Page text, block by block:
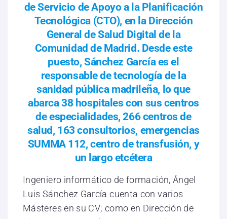
de Servicio de Apoyo a la Planificación
Tecnológica (CTO), en la Dirección
General de Salud Digital de la
Comunidad de Madrid. Desde este
puesto, Sánchez García es el
responsable de tecnología de la
sanidad pública madrileña, lo que
abarca 38 hospitales con sus centros
de especialidades, 266 centros de
salud, 163 consultorios, emergencias
SUMMA 112, centro de transfusión, y
un largo etcétera
Ingeniero informático de formación, Ángel
Luis Sánchez García cuenta con varios
Másteres en su CV; como en Dirección de